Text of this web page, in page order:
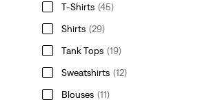
T-Shirts (45)
Shirts (29)
Tank Tops (19)
Sweatshirts (12)
Blouses (11)